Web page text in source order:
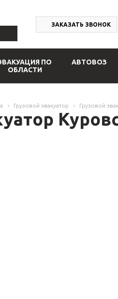
ЗАКАЗАТЬ ЗВОНОК
ПО
ОБЛАСТИ
АВТОВОЗ
Грузовой эвакуатор Грузовой